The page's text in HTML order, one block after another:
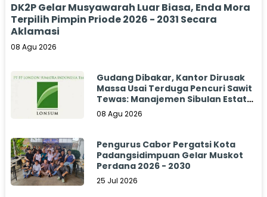
DK2P Gelar Musyawarah Luar Biasa, Enda Mora
Terpilih Pimpin Priode 2026 - 2031 Secara
Aklamasi
08 Agu 2026
Gudang Dibakar, Kantor Dirusak
Massa Usai Terduga Pencuri Sawit
Tewas: Manajemen Sibulan Estate
Bungkam
08 Agu 2026
Pengurus Cabor Pergatsi Kota
Padangsidimpuan Gelar Muskot
Perdana 2026 - 2030
25 Jul 2026